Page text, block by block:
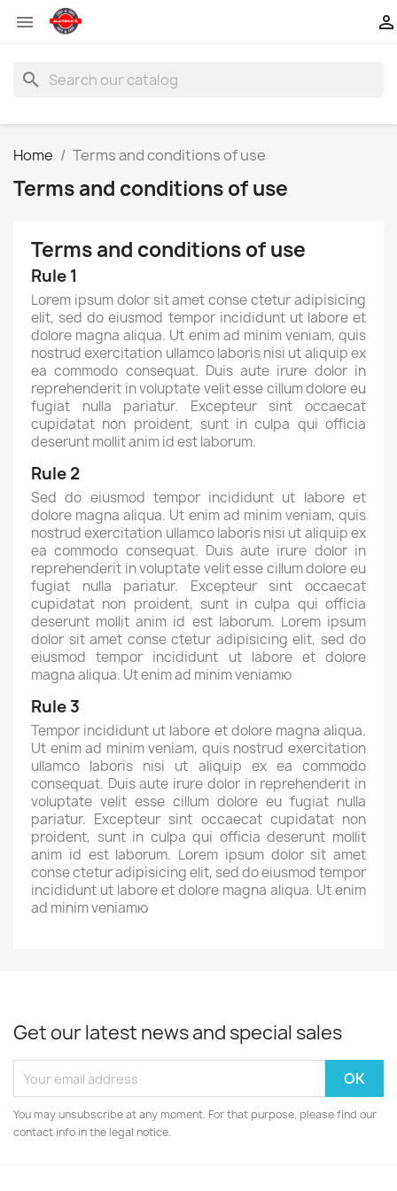
 
search
Home Terms and conditions of use
Terms and conditions of use
Terms and conditions of use
Rule 1
Lorem ipsum dolor sit amet conse ctetur adipisicing
elit, sed do eiusmod tempor incididunt ut labore et
dolore magna aliqua. Ut enim ad minim veniam, quis
nostrud exercitation ullamco laboris nisi ut aliquip ex
ea commodo consequat. Duis aute irure dolor in
reprehenderit in voluptate velit esse cillum dolore eu
fugiat nulla pariatur. Excepteur sint occaecat
cupidatat non proident, sunt in culpa qui officia
deserunt mollit anim id est laborum.
Rule 2
Sed do eiusmod tempor incididunt ut labore et
dolore magna aliqua. Ut enim ad minim veniam, quis
nostrud exercitation ullamco laboris nisi ut aliquip ex
ea commodo consequat. Duis aute irure dolor in
reprehenderit in voluptate velit esse cillum dolore eu
fugiat nulla pariatur. Excepteur sint occaecat
cupidatat non proident, sunt in culpa qui officia
deserunt mollit anim id est laborum. Lorem ipsum
dolor sit amet conse ctetur adipisicing elit, sed do
eiusmod tempor incididunt ut labore et dolore
magna aliqua. Ut enim ad minim veniamю
Rule 3
Tempor incididunt ut labore et dolore magna aliqua.
Ut enim ad minim veniam, quis nostrud exercitation
ullamco laboris nisi ut aliquip ex ea commodo
consequat. Duis aute irure dolor in reprehenderit in
voluptate velit esse cillum dolore eu fugiat nulla
pariatur. Excepteur sint occaecat cupidatat non
proident, sunt in culpa qui officia deserunt mollit
anim id est laborum. Lorem ipsum dolor sit amet
conse ctetur adipisicing elit, sed do eiusmod tempor
incididunt ut labore et dolore magna aliqua. Ut enim
ad minim veniamю
Get our latest news and special sales
You may unsubscribe at any moment. For that purpose, please find our
contact info in the legal notice.